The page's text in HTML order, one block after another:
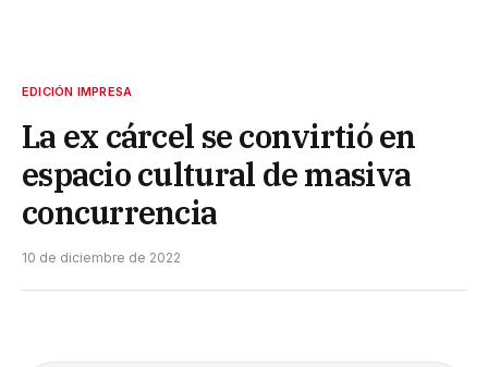
EDICIÓN IMPRESA
La ex cárcel se convirtió en
espacio cultural de masiva
concurrencia
10 de diciembre de 2022